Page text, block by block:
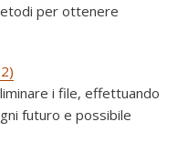
per ottenere
i file, effettuando
futuro e possibile